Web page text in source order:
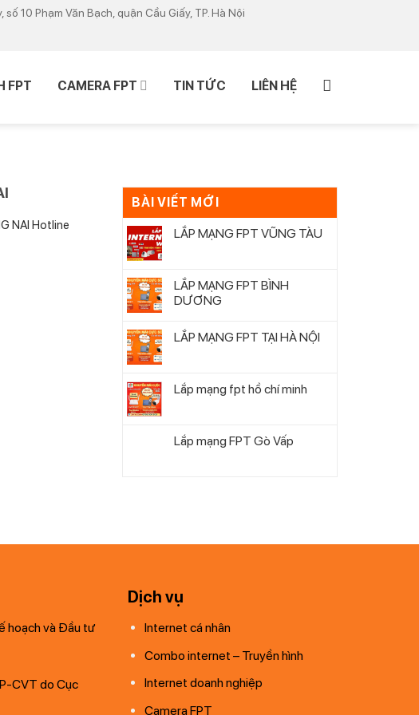
10 Phạm Văn Bạch, quận Cầu Giấy, TP. Hà Nội
FPT CAMERA FPT TIN TỨC LIÊN HỆ
NAI Hotline
BÀI VIẾT MỚI
LẮP MẠNG FPT VŨNG TÀU
LẮP MẠNG FPT BÌNH
DƯƠNG
LẮP MẠNG FPT TẠI HÀ NỘI
Lắp mạng fpt hồ chí minh
Lắp mạng FPT Gò Vấp
hoạch và Đầu tư
CVT do Cục
Dịch vụ
Internet cá nhân
Combo internet – Truyền hình
Internet doanh nghiệp
Camera FPT